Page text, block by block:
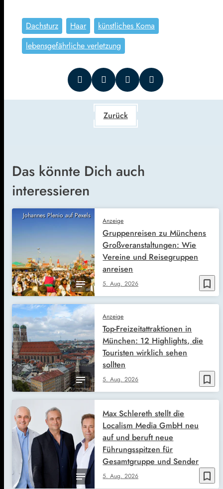
Dachsturz Haar
künstliches Koma
lebensgefährliche verletzung
Zurück
Das könnte Dich auch
interessieren
Johannes Plenio auf Pexels
bookmark_border
Anzeige
5. Aug. 2026
Gruppenreisen zu Münchens
Großveranstaltungen: Wie
Vereine und Reisegruppen
anreisen
bookmark_border
Anzeige
5. Aug. 2026
Top-Freizeitattraktionen in
München: 12 Highlights, die
Touristen wirklich sehen
sollten
bookmark_border
5. Aug. 2026
Max Schlereth stellt die
Localism Media GmbH neu
auf und beruft neue
Führungsspitzen für
Gesamtgruppe und Sender